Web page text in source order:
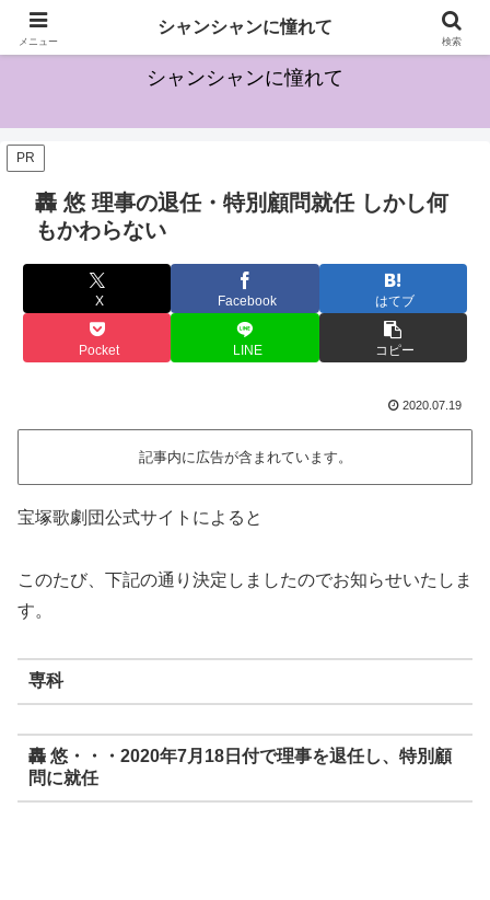
宝塚に興味を持ち始めた方のためになる情報を発信していきます
シャンシャンに憧れて
PR
轟 悠 理事の退任・特別顧問就任 しかし何
もかわらない
X Facebook はてブ
Pocket LINE コピー
2020.07.19
記事内に広告が含まれています。
宝塚歌劇団公式サイトによると
このたび、下記の通り決定しましたのでお知らせいたしま
す。
専科
轟 悠・・・2020年7月18日付で理事を退任し、特別顧
問に就任
メニュー
シャンシャンに憧れて
検索